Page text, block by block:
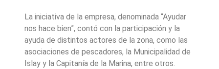
La iniciativa de la empresa, denominada “Ayudar
nos hace bien”, contó con la participación y la
ayuda de distintos actores de la zona, como las
asociaciones de pescadores, la Municipalidad de
Islay y la Capitanía de la Marina, entre otros.